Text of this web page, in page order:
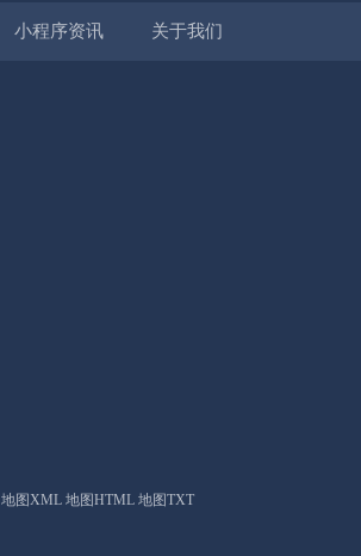
小程序资讯 关于我们
地图XML 地图HTML 地图TXT